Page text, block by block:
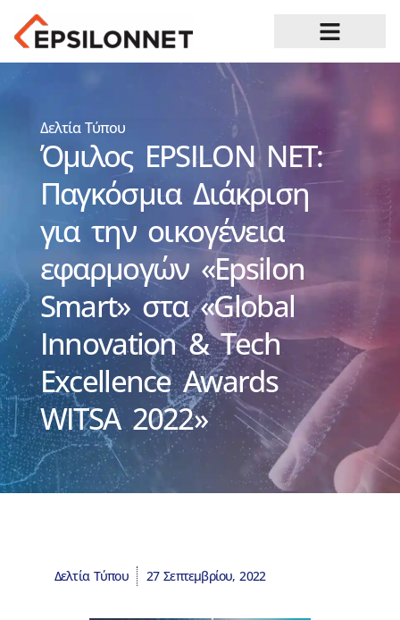
Δελτία Τύπου
Όμιλος EPSILON ΝΕΤ:
Παγκόσμια Διάκριση
για την οικογένεια
εφαρμογών «Epsilon
Smart» στα «Global
Innovation & Tech
Excellence Awards
WITSA 2022»
Δελτία Τύπου 27 Σεπτεμβρίου, 2022